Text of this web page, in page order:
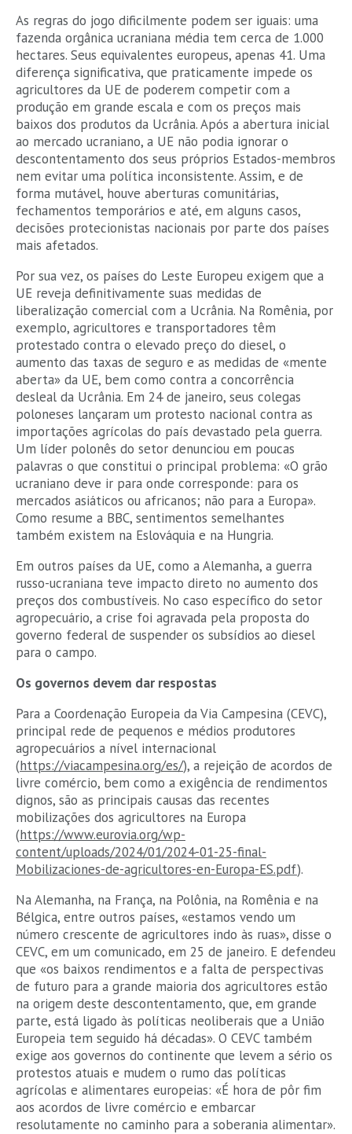
As regras do jogo dificilmente podem ser iguais: uma
fazenda orgânica ucraniana média tem cerca de 1.000
hectares. Seus equivalentes europeus, apenas 41. Uma
diferença significativa, que praticamente impede os
agricultores da UE de poderem competir com a
produção em grande escala e com os preços mais
baixos dos produtos da Ucrânia. Após a abertura inicial
ao mercado ucraniano, a UE não podia ignorar o
descontentamento dos seus próprios Estados-membros
nem evitar uma política inconsistente. Assim, e de
forma mutável, houve aberturas comunitárias,
fechamentos temporários e até, em alguns casos,
decisões protecionistas nacionais por parte dos países
mais afetados.
Por sua vez, os países do Leste Europeu exigem que a
UE reveja definitivamente suas medidas de
liberalização comercial com a Ucrânia. Na Romênia, por
exemplo, agricultores e transportadores têm
protestado contra o elevado preço do diesel, o
aumento das taxas de seguro e as medidas de «mente
aberta» da UE, bem como contra a concorrência
desleal da Ucrânia. Em 24 de janeiro, seus colegas
poloneses lançaram um protesto nacional contra as
importações agrícolas do país devastado pela guerra.
Um líder polonês do setor denunciou em poucas
palavras o que constitui o principal problema: «O grão
ucraniano deve ir para onde corresponde: para os
mercados asiáticos ou africanos; não para a Europa».
Como resume a BBC, sentimentos semelhantes
também existem na Eslováquia e na Hungria.
Em outros países da UE, como a Alemanha, a guerra
russo-ucraniana teve impacto direto no aumento dos
preços dos combustíveis. No caso específico do setor
agropecuário, a crise foi agravada pela proposta do
governo federal de suspender os subsídios ao diesel
para o campo.
Os governos devem dar respostas
Para a Coordenação Europeia da Via Campesina (CEVC),
principal rede de pequenos e médios produtores
agropecuários a nível internacional
(https://viacampesina.org/es/), a rejeição de acordos de
livre comércio, bem como a exigência de rendimentos
dignos, são as principais causas das recentes
mobilizações dos agricultores na Europa
(https://www.eurovia.org/wp-
content/uploads/2024/01/2024-01-25-final-
Mobilizaciones-de-agricultores-en-Europa-ES.pdf).
Na Alemanha, na França, na Polônia, na Romênia e na
Bélgica, entre outros países, «estamos vendo um
número crescente de agricultores indo às ruas», disse o
CEVC, em um comunicado, em 25 de janeiro. E defendeu
que «os baixos rendimentos e a falta de perspectivas
de futuro para a grande maioria dos agricultores estão
na origem deste descontentamento, que, em grande
parte, está ligado às políticas neoliberais que a União
Europeia tem seguido há décadas». O CEVC também
exige aos governos do continente que levem a sério os
protestos atuais e mudem o rumo das políticas
agrícolas e alimentares europeias: «É hora de pôr fim
aos acordos de livre comércio e embarcar
resolutamente no caminho para a soberania alimentar».